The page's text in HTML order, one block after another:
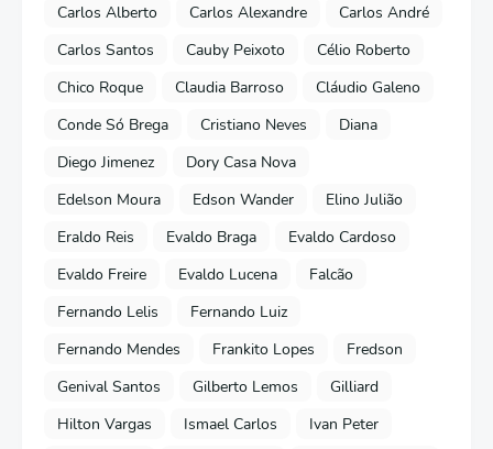
Carlos Alberto
Carlos Alexandre
Carlos André
Carlos Santos
Cauby Peixoto
Célio Roberto
Chico Roque
Claudia Barroso
Cláudio Galeno
Conde Só Brega
Cristiano Neves
Diana
Diego Jimenez
Dory Casa Nova
Edelson Moura
Edson Wander
Elino Julião
Eraldo Reis
Evaldo Braga
Evaldo Cardoso
Evaldo Freire
Evaldo Lucena
Falcão
Fernando Lelis
Fernando Luiz
Fernando Mendes
Frankito Lopes
Fredson
Genival Santos
Gilberto Lemos
Gilliard
Hilton Vargas
Ismael Carlos
Ivan Peter